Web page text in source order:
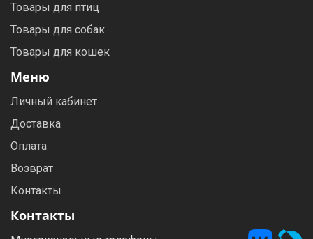
Товары для птиц
Товары для собак
Товары для кошек
Меню
Личный кабинет
Доставка
Оплата
Возврат
Контакты
Контакты